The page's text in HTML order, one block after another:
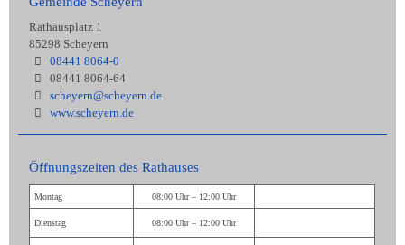
Rathausplatz 1
85298 Scheyern
08441 8064-0
08441 8064-64
scheyern@scheyern.de
www.scheyern.de
Öffnungszeiten des Rathauses
Montag 08:00 Uhr – 12:00 Uhr
Dienstag 08:00 Uhr – 12:00 Uhr